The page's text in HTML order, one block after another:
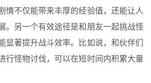
情不仅能带来丰厚的经验值，还能让人
。另一个有效途径是和朋友一起挑战怪
显著提升战斗效率。比如说，和伙伴们
行怪物讨伐，可以在短时间内积累大量